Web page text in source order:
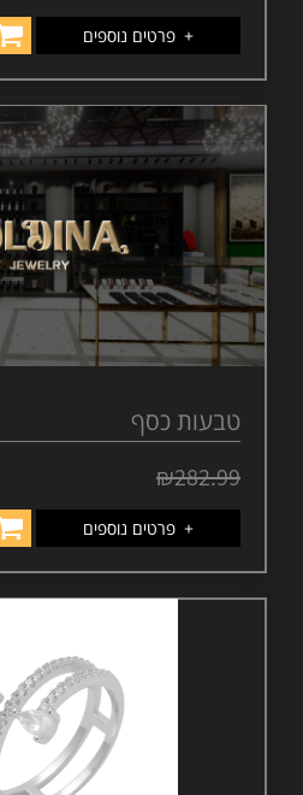
+ פרטים נוספים
טבעות כסף
₪282.99
+ פרטים נוספים